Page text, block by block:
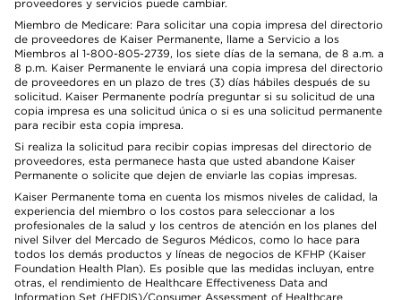
proveedores y servicios puede cambiar.
Miembro de Medicare: Para solicitar una copia impresa del directorio
de proveedores de Kaiser Permanente, llame a Servicio a los
Miembros al 1-800-805-2739, los siete días de la semana, de 8 a.m. a
8 p.m. Kaiser Permanente le enviará una copia impresa del directorio
de proveedores en un plazo de tres (3) días hábiles después de su
solicitud. Kaiser Permanente podría preguntar si su solicitud de una
copia impresa es una solicitud única o si es una solicitud permanente
para recibir esta copia impresa.
Si realiza la solicitud para recibir copias impresas del directorio de
proveedores, esta permanece hasta que usted abandone Kaiser
Permanente o solicite que dejen de enviarle las copias impresas.
Kaiser Permanente toma en cuenta los mismos niveles de calidad, la
experiencia del miembro o los costos para seleccionar a los
profesionales de la salud y los centros de atención en los planes del
nivel Silver del Mercado de Seguros Médicos, como lo hace para
todos los demás productos y líneas de negocios de KFHP (Kaiser
Foundation Health Plan). Es posible que las medidas incluyan, entre
otras, el rendimiento de Healthcare Effectiveness Data and
Information Set (HEDIS)/Consumer Assessment of Healthcare